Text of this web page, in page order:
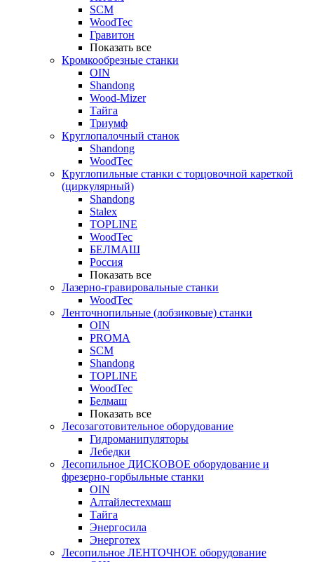
SCM
WoodTec
Гравитон
Показать все
Кромкообрезные станки
OIN
Shandong
Wood-Mizer
Тайга
Триумф
Круглопалочный станок
Shandong
WoodTec
Круглопильные станки с торцовочной кареткой
(циркулярный)
Shandong
Stalex
TOPLINE
WoodTec
БЕЛМАШ
Россия
Показать все
Лазерно-гравировальные станки
WoodTec
Ленточнопильные (лобзиковые) станки
OIN
PROMA
SCM
Shandong
TOPLINE
WoodTec
Белмаш
Показать все
Лесозаготовительное оборудование
Гидроманипуляторы
Лебедки
Лесопильное ДИСКОВОЕ оборудование и
фрезерно-горбыльные станки
OIN
Алтайлестехмаш
Тайга
Энергосила
Энерготех
Лесопильное ЛЕНТОЧНОЕ оборудование